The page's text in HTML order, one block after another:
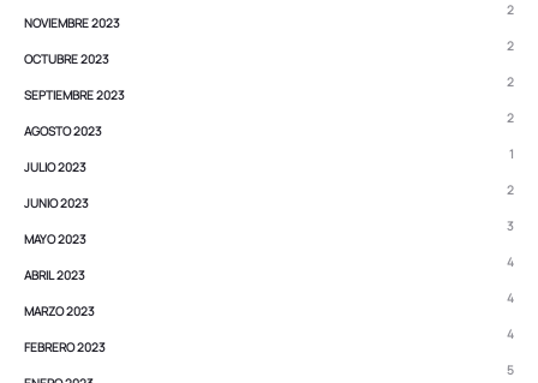
NOVIEMBRE 2023
2
OCTUBRE 2023
2
SEPTIEMBRE 2023
2
AGOSTO 2023
2
JULIO 2023
1
JUNIO 2023
2
MAYO 2023
3
ABRIL 2023
4
MARZO 2023
4
FEBRERO 2023
4
5